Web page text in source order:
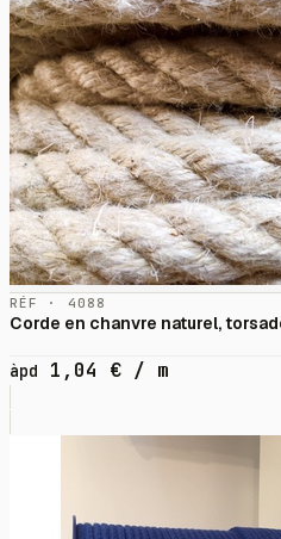
RÉF · 4088
Corde en chanvre naturel,
àpd 1,04 € / m